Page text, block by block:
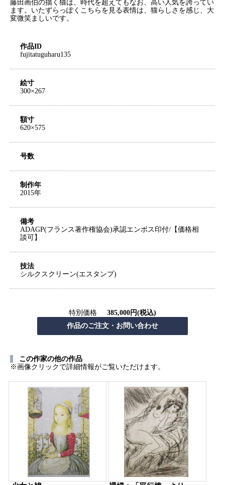
藤田画伯の描く猫は、時代を超えてもなお、高い人気を誇ってい
ます。いたずらっぽくこちらを見る表情は、猫らしさを感じ、大
変微笑ましいです。
作品ID
fujitatuguharu135
絵寸
300×267
額寸
620×575
号数
制作年
2015年
備考
ADAGP(フランス著作権協会)承認エンボス印付/【価格相
談可】
技法
シルクスクリーン(エスタンプ)
特別価格 385,000円(税込)
この作家の他の作品
※画像クリックで詳細情報がご覧いただけます。